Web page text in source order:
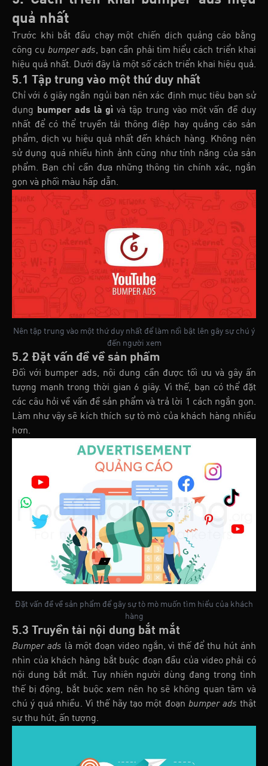
quả nhất
Trước khi bắt đầu chạy một chiến dịch quảng cáo bằng
công cụ bumper ads, bạn cần phải tìm hiểu cách triển khai
hiệu quả nhất. Dưới đây là một số cách triển khai hiệu quả.
5.1 Tập trung vào một thứ duy nhất
Chỉ với 6 giây ngắn ngủi bạn nên xác định mục tiêu bạn sử
dụng
bumper ads là gì và tập trung vào một vấn đề duy
nhất để có thể truyền tải thông điệp hay quảng cáo sản
phẩm, dịch vụ hiệu quả nhất đến khách hàng. Không nên
sử dụng quá nhiều hình ảnh cũng như tính năng của sản
phẩm. Bạn chỉ cần đưa những thông tin chính xác, ngắn
gọn và phối màu hấp dẫn.
Nên tập trung vào một thứ duy nhất để làm nổi bật lên gây sự chú ý
đến người xem
5.2 Đặt vấn đề về sản phẩm
Đối với bumper ads, nội dung cần được tối ưu và gây ấn
tượng mạnh trong thời gian 6 giây. Vì thế, bạn có thể đặt
các câu hỏi về vấn đề sản phẩm và trả lời 1 cách ngắn gọn.
Làm như vậy sẽ kích thích sự tò mò của khách hàng nhiều
hơn.
Đặt vấn đề về sản phẩm để gây sự tò mò muốn tìm hiểu của khách
hàng
5.3 Truyền tải nội dung bắt mắt
Bumper ads là một đoạn video ngắn, vì thế để thu hút ánh
nhìn của khách hàng bắt buộc đoạn đầu của video phải có
nội dung bắt mắt. Tuy nhiên người dùng đang trong tình
thế bị động, bắt buộc xem nên họ sẽ không quan tâm và
chú ý quá nhiều. Vì thế hãy tạo một đoạn bumper adsthật
sự thu hút, ấn tượng.